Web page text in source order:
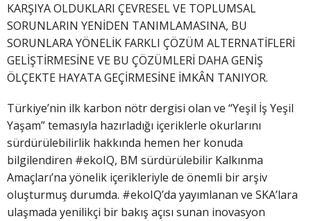
KARŞIYA OLDUKLARI ÇEVRESEL VE TOPLUMSAL
SORUNLARIN YENİDEN TANIMLAMASINA, BU
SORUNLARA YÖNELİK FARKLI ÇÖZÜM ALTERNATİFLERİ
GELİŞTİRMESİNE VE BU ÇÖZÜMLERİ DAHA GENİŞ
ÖLÇEKTE HAYATA GEÇİRMESİNE İMKÂN TANIYOR.
Türkiye’nin ilk karbon nötr dergisi olan ve “Yeşil İş Yeşil
Yaşam” temasıyla hazırladığı içeriklerle okurlarını
sürdürülebilirlik hakkında hemen her konuda
bilgilendiren #ekoIQ, BM sürdürülebilir Kalkınma
Amaçları’na yönelik içerikleriyle de önemli bir arşiv
oluşturmuş durumda. #ekoIQ’da yayımlanan ve SKA’lara
ulaşmada yenilikçi bir bakış açısı sunan inovasyon